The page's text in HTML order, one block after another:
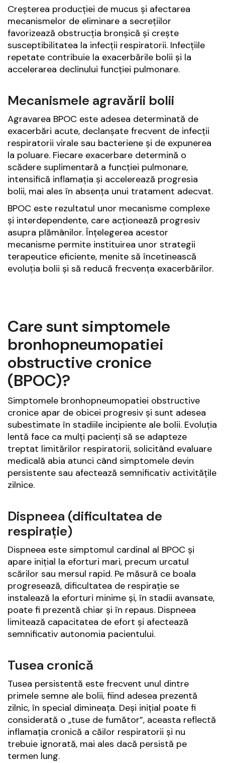
Creșterea producției de mucus și afectarea
mecanismelor de eliminare a secrețiilor
favorizează obstrucția bronșică și crește
susceptibilitatea la infecții respiratorii. Infecțiile
repetate contribuie la exacerbările bolii și la
accelerarea declinului funcției pulmonare.
Mecanismele agravării bolii
Agravarea BPOC este adesea determinată de
exacerbări acute, declanșate frecvent de infecții
respiratorii virale sau bacteriene și de expunerea
la poluare. Fiecare exacerbare determină o
scădere suplimentară a funcției pulmonare,
intensifică inflamația și accelerează progresia
bolii, mai ales în absența unui tratament adecvat.
BPOC este rezultatul unor mecanisme complexe
și interdependente, care acționează progresiv
asupra plămânilor. Înțelegerea acestor
mecanisme permite instituirea unor strategii
terapeutice eficiente, menite să încetinească
evoluția bolii și să reducă frecvența exacerbărilor.
Care sunt simptomele
bronhopneumopatiei
obstructive cronice
(BPOC)?
Simptomele bronhopneumopatiei obstructive
cronice apar de obicei progresiv și sunt adesea
subestimate în stadiile incipiente ale bolii. Evoluția
lentă face ca mulți pacienți să se adapteze
treptat limitărilor respiratorii, solicitând evaluare
medicală abia atunci când simptomele devin
persistente sau afectează semnificativ activitățile
zilnice.
Dispneea (dificultatea de
respirație)
Dispneea este simptomul cardinal al BPOC și
apare inițial la eforturi mari, precum urcatul
scărilor sau mersul rapid. Pe măsură ce boala
progresează, dificultatea de respirație se
instalează la eforturi minime și, în stadii avansate,
poate fi prezentă chiar și în repaus. Dispneea
limitează capacitatea de efort și afectează
semnificativ autonomia pacientului.
Tusea cronică
Tusea persistentă este frecvent unul dintre
primele semne ale bolii, fiind adesea prezentă
zilnic, în special dimineața. Deși inițial poate fi
considerată o „tuse de fumător”, aceasta reflectă
inflamația cronică a căilor respiratorii și nu
trebuie ignorată, mai ales dacă persistă pe
termen lung.